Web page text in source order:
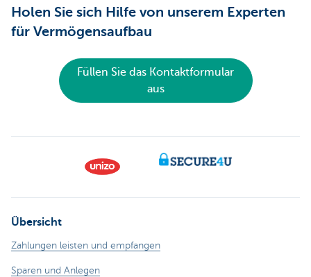
Holen Sie sich Hilfe von unserem Experten
für Vermögensaufbau
Füllen Sie das Kontaktformular
aus
Übersicht
Zahlungen leisten und empfangen
Sparen und Anlegen